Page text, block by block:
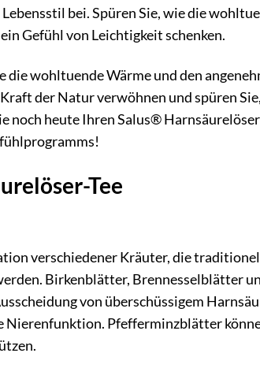
bei. Spüren Sie, wie die
Gefühl von Leichtigkeit schenken.
wohltuende Wärme und den
der Natur verwöhnen und spüren
noch heute Ihren Salus®
Tee
verschiedener Kräuter, die
Birkenblätter, Brennesselblätter
von überschüssigem
Pfefferminzblätter